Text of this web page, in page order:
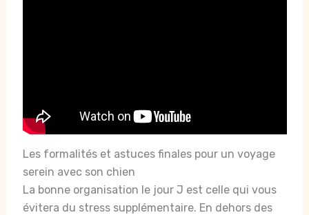
Les formalités et astuces finales pour un voyage
serein avec son chien
La bonne organisation le jour J est celle qui vous
évitera du stress supplémentaire. En dehors des